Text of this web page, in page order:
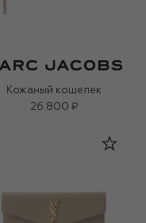
Кожаный кошелек
26 800 ₽